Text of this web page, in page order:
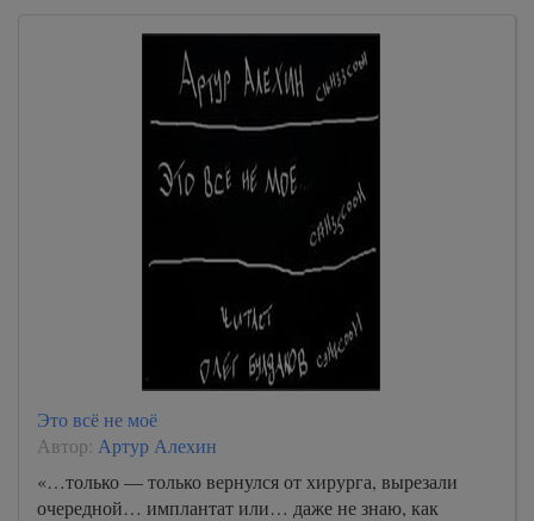
Это всё не моё
Автор: Артур Алехин
«…только — только вернулся от хирурга, вырезали
очередной… имплантат или… даже не знаю, как